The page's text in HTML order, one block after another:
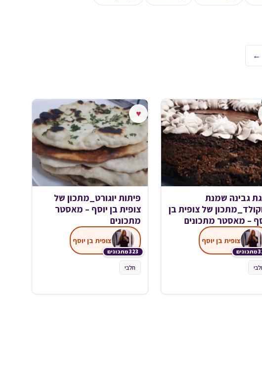
←
גבינה שמנת
של צופית בן
– מאסטר מתכונים
צופית בן יוסף
♥
פיתות יוגורט_מתכון של
צופית בן יוסף – מאסטר
מתכונים
323 מתכונים
צופית בן יוסף
חלבי